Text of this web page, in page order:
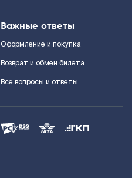
Важные ответы
Оформление и покупка
Возврат и обмен билета
Все вопросы и ответы